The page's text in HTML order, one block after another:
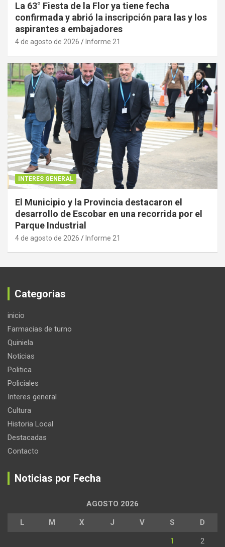
La 63° Fiesta de la Flor ya tiene fecha
confirmada y abrió la inscripción para las y los
aspirantes a embajadores
4 de agosto de 2026 Informe 21
INTERES GENERAL
El Municipio y la Provincia destacaron el
desarrollo de Escobar en una recorrida por el
Parque Industrial
4 de agosto de 2026 Informe 21
Categorias
inicio
Farmacias de turno
Quiniela
Noticias
Politica
Policiales
Interes general
Cultura
Historia Local
Destacadas
Contacto
Noticias por Fecha
AGOSTO 2026
L M X J V S D
1 2